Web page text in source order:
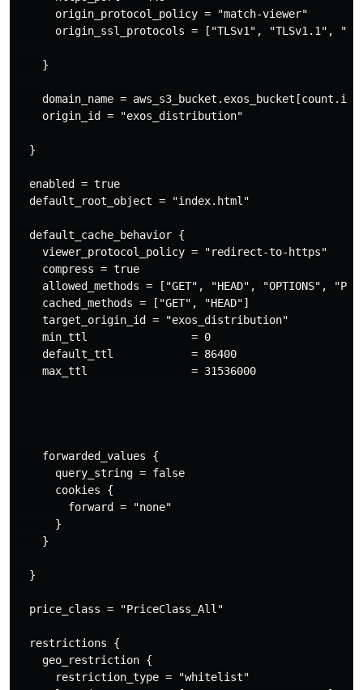
      origin_protocol_policy = "match-viewer"
origin_ssl_protocols = ["TLSv1", "TLSv1.1",
    }
domain_name =
    origin_id = "exos_distribution"
  }
  enabled = true
  default_root_object = "index.html"
  default_cache_behavior {
    viewer_protocol_policy = "redirect-to-https"
    compress = true
allowed_methods = ["GET", "HEAD", "OPTIONS",
    cached_methods = ["GET", "HEAD"]
    target_origin_id = "exos_distribution"
    min_ttl                = 0
    default_ttl            = 86400
    max_ttl                = 31536000
    forwarded_values {
      query_string = false
      cookies {
        forward = "none"
      }
    }
  }
  price_class = "PriceClass_All"
  restrictions {
    geo_restriction {
      restriction_type = "whitelist"